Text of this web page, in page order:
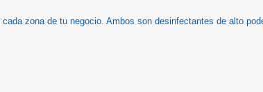
zona de tu negocio. Ambos son desinfectantes de alto